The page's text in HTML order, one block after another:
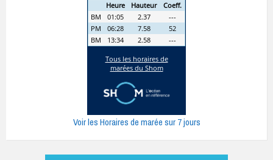
Voir les Horaires de marée sur 7 jours